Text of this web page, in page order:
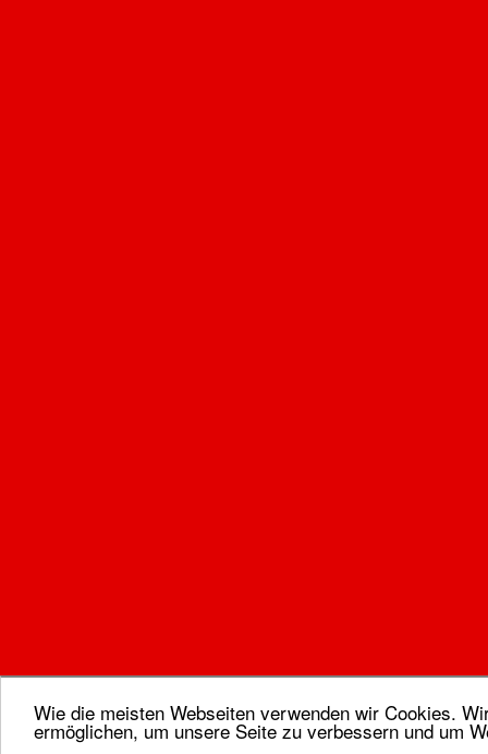
Wie die meisten Webseiten verwenden wir Cookies.
ermöglichen, um unsere Seite zu verbessern und um